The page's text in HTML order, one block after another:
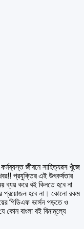
জীবনে সাহিত্যরস খুঁজে
প্রযুক্তির এই উৎকর্ষতার
ব্যয় করে বই কিনতে হবে না
প্রয়োজন হবে না। কোনো রকম
পিডিএফ ভার্সন পড়তে ও
বাংলা বই বিনামূল্যে